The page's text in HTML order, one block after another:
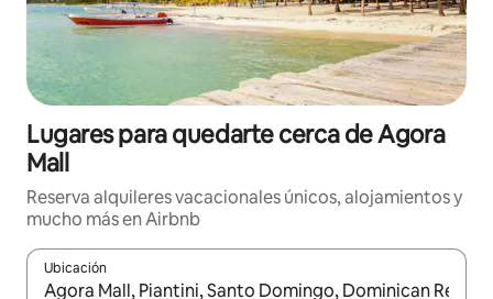
Lugares para quedarte cerca de Agora
Mall
Reserva alquileres vacacionales únicos, alojamientos y
mucho más en Airbnb
Ubicación
Cuando los resultados estén disponibles, navega con las